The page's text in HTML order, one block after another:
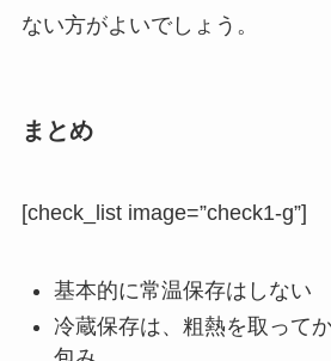
ない方がよいでしょう。
まとめ
[check_list image=”check1-g”]
基本的に常温保存はしない
冷蔵保存は、粗熱を取って